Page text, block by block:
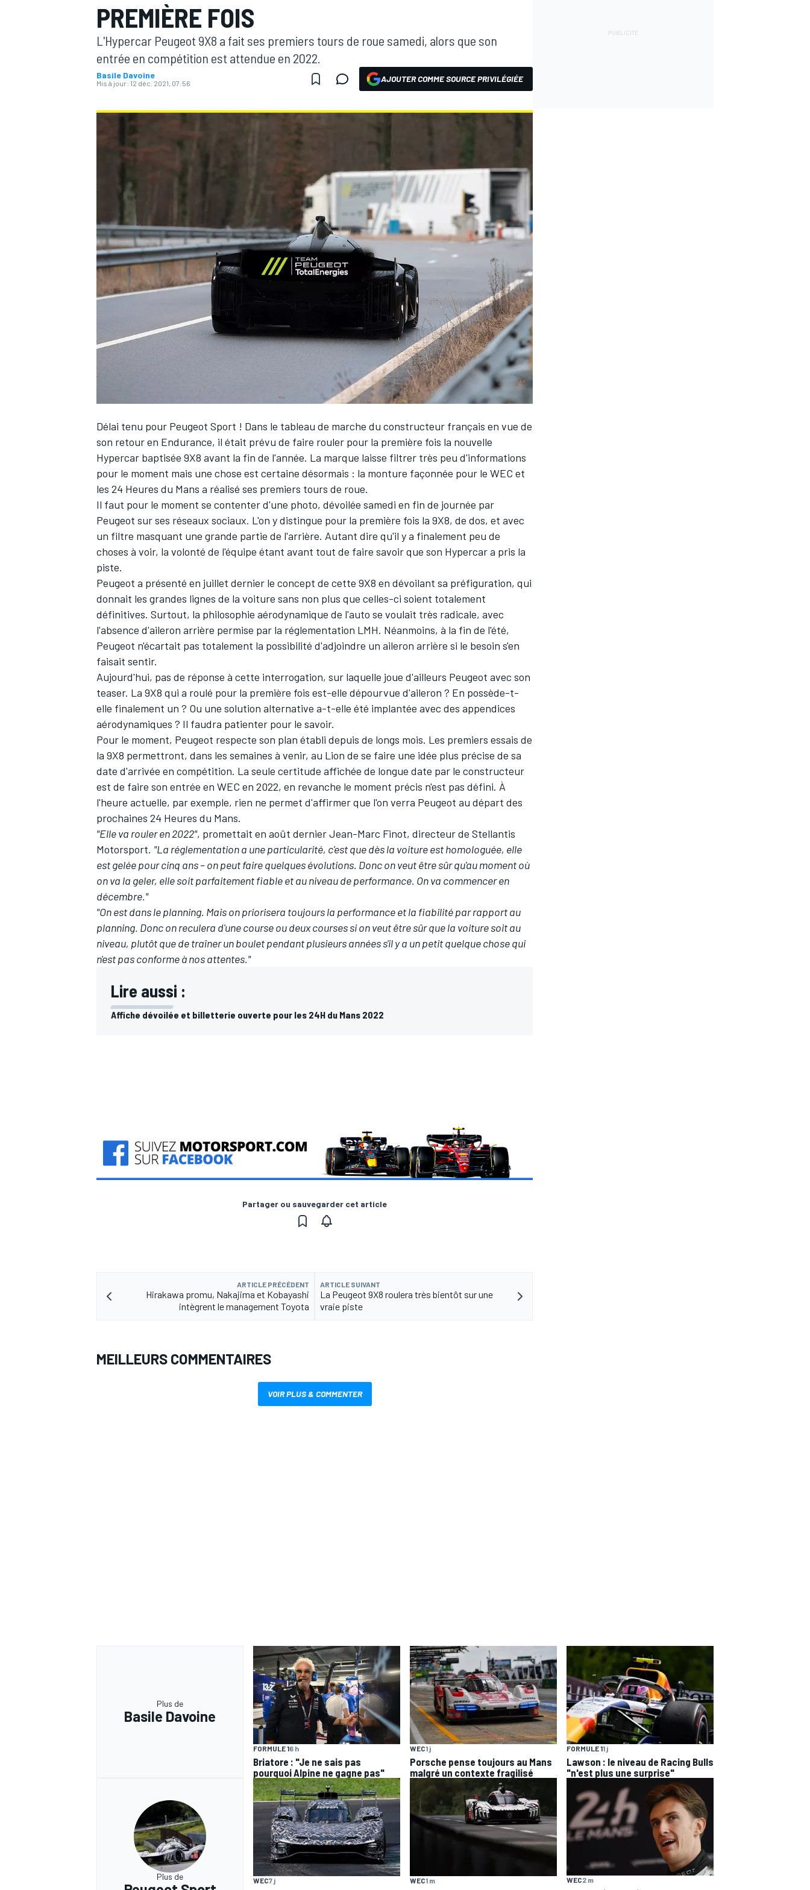
WEC
AUTRES CHAMPIONNATS
PREMIÈRE FOIS
L'Hypercar Peugeot 9X8 a fait ses premiers tours de roue samedi, alors que son
entrée en compétition est attendue en 2022.
Basile Davoine
Mis à jour: 12 déc. 2021, 07:56 AJOUTER COMME SOURCE PRIVILÉGIÉE
Délai tenu pour Peugeot Sport ! Dans le tableau de marche du constructeur français en vue de
son retour en Endurance, il était prévu de faire rouler pour la première fois la nouvelle
Hypercar baptisée 9X8 avant la fin de l'année. La marque laisse filtrer très peu d'informations
pour le moment mais une chose est certaine désormais : la monture façonnée pour le WEC et
les 24 Heures du Mans a réalisé ses premiers tours de roue.
Il faut pour le moment se contenter d'une photo, dévoilée samedi en fin de journée par
Peugeot sur ses réseaux sociaux. L'on y distingue pour la première fois la 9X8, de dos, et avec
un filtre masquant une grande partie de l'arrière. Autant dire qu'il y a finalement peu de
choses à voir, la volonté de l'équipe étant avant tout de faire savoir que son Hypercar a pris la
piste.
Peugeot a présenté en juillet dernier le concept de cette 9X8 en dévoilant sa préfiguration, qui
donnait les grandes lignes de la voiture sans non plus que celles-ci soient totalement
définitives. Surtout, la philosophie aérodynamique de l'auto se voulait très radicale, avec
l'absence d'aileron arrière permise par la réglementation LMH. Néanmoins, à la fin de l'été,
Peugeot n'écartait pas totalement la possibilité d'adjoindre un aileron arrière si le besoin s'en
faisait sentir.
Aujourd'hui, pas de réponse à cette interrogation, sur laquelle joue d'ailleurs Peugeot avec son
teaser. La 9X8 qui a roulé pour la première fois est-elle dépourvue d'aileron ? En possède-t-
elle finalement un ? Ou une solution alternative a-t-elle été implantée avec des appendices
aérodynamiques ? Il faudra patienter pour le savoir.
Pour le moment, Peugeot respecte son plan établi depuis de longs mois. Les premiers essais de
la 9X8 permettront, dans les semaines à venir, au Lion de se faire une idée plus précise de sa
date d'arrivée en compétition. La seule certitude affichée de longue date par le constructeur
est de faire son entrée en WEC en 2022, en revanche le moment précis n'est pas défini. À
l'heure actuelle, par exemple, rien ne permet d'affirmer que l'on verra Peugeot au départ des
prochaines 24 Heures du Mans.
"Elle va rouler en 2022", promettait en août dernier Jean-Marc Finot, directeur de Stellantis
Motorsport. "La réglementation a une particularité, c'est que dès la voiture est homologuée, elle
est gelée pour cinq ans – on peut faire quelques évolutions. Donc on veut être sûr qu'au moment où
on va la geler, elle soit parfaitement fiable et au niveau de performance. On va commencer en
décembre."
"On est dans le planning. Mais on priorisera toujours la performance et la fiabilité par rapport au
planning. Donc on reculera d'une course ou deux courses si on veut être sûr que la voiture soit au
niveau, plutôt que de traîner un boulet pendant plusieurs années s'il y a un petit quelque chose qui
n'est pas conforme à nos attentes."
Lire aussi :
Affiche dévoilée et billetterie ouverte pour les 24H du Mans 2022
Partager ou sauvegarder cet article
ARTICLE PRÉCÉDENT
Hirakawa promu, Nakajima et Kobayashi
intègrent le management Toyota
ARTICLE SUIVANT
La Peugeot 9X8 roulera très bientôt sur une
vraie piste
MEILLEURS COMMENTAIRES
VOIR PLUS & COMMENTER
Plus de
Basile Davoine
FORMULE 16 h
Briatore : "Je ne sais pas
pourquoi Alpine ne gagne pas"
WEC1 j
Porsche pense toujours au Mans
malgré un contexte fragilisé
FORMULE 11 j
Lawson : le niveau de Racing Bulls
"n'est plus une surprise"
Plus de WEC7 j WEC1 m WEC2 m